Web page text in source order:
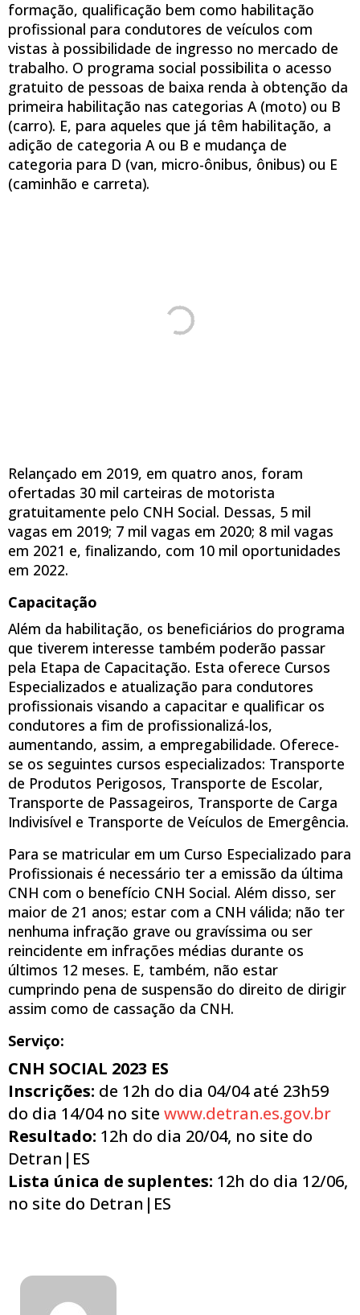
formação, qualificação bem como habilitação
profissional para condutores de veículos com
vistas à possibilidade de ingresso no mercado de
trabalho. O programa social possibilita o acesso
gratuito de pessoas de baixa renda à obtenção da
primeira habilitação nas categorias A (moto) ou B
(carro). E, para aqueles que já têm habilitação, a
adição de categoria A ou B e mudança de
categoria para D (van, micro-ônibus, ônibus) ou E
(caminhão e carreta).
Relançado em 2019, em quatro anos, foram
ofertadas 30 mil carteiras de motorista
gratuitamente pelo CNH Social. Dessas, 5 mil
vagas em 2019; 7 mil vagas em 2020; 8 mil vagas
em 2021 e, finalizando, com 10 mil oportunidades
em 2022.
Capacitação
Além da habilitação, os beneficiários do programa
que tiverem interesse também poderão passar
pela Etapa de Capacitação. Esta oferece Cursos
Especializados e atualização para condutores
profissionais visando a capacitar e qualificar os
condutores a fim de profissionalizá-los,
aumentando, assim, a empregabilidade. Oferece-
se os seguintes cursos especializados: Transporte
de Produtos Perigosos, Transporte de Escolar,
Transporte de Passageiros, Transporte de Carga
Indivisível e Transporte de Veículos de Emergência.
Para se matricular em um Curso Especializado para
Profissionais é necessário ter a emissão da última
CNH com o benefício CNH Social. Além disso, ser
maior de 21 anos; estar com a CNH válida; não ter
nenhuma infração grave ou gravíssima ou ser
reincidente em infrações médias durante os
últimos 12 meses. E, também, não estar
cumprindo pena de suspensão do direito de dirigir
assim como de cassação da CNH.
Serviço:
CNH SOCIAL 2023 ES
Inscrições: de 12h do dia 04/04 até 23h59
do dia 14/04 no site www.detran.es.gov.br
Resultado: 12h do dia 20/04, no site do
Detran|ES
Lista única de suplentes: 12h do dia 12/06,
no site do Detran|ES